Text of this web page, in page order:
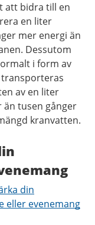
att bidra till en
en liter
mer energi än
Dessutom
i form av
av en liter
tusen gånger
kranvatten.
din
eller evenemang